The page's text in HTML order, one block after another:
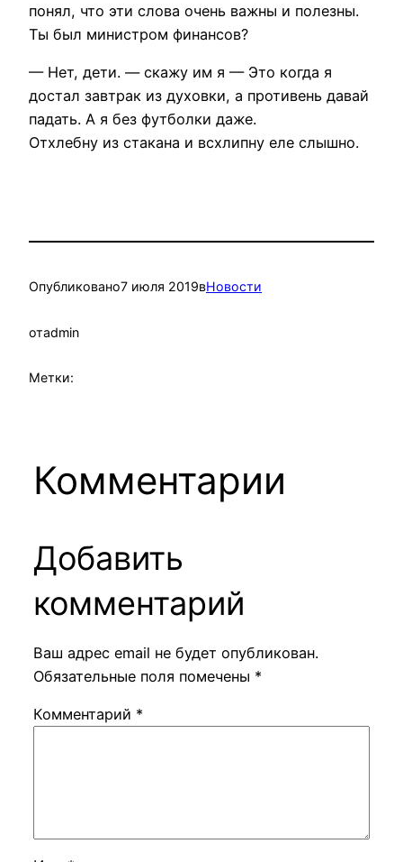
понял, что эти слова очень важны и полезны.
Ты был министром финансов?
— Нет, дети. — скажу им я — Это когда я
достал завтрак из духовки, а противень давай
падать. А я без футболки даже.
Отхлебну из стакана и всхлипну еле слышно.
Опубликовано7 июля 2019вНовости
отadmin
Метки:
Комментарии
Добавить
комментарий
Ваш адрес email не будет опубликован.
Обязательные поля помечены *
Комментарий *